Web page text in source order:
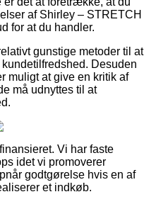
af Shirley – STRETCH
for at du handler.
gunstige metoder til at
Desuden
muligt at give en kritik af
må udnyttes til at
Vi har faste
idet vi promoverer
godtgørelse hvis en af
et indkøb.